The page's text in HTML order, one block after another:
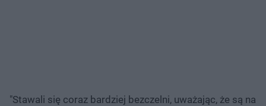
"Stawali się coraz bardziej bezczelni, uważając, że są na